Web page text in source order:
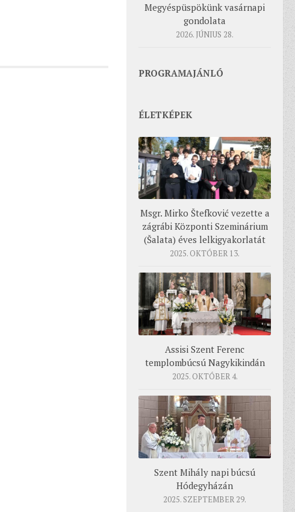
Megyéspüspökünk vasárnapi
gondolata
2026. JÚNIUS 28.
PROGRAMAJÁNLÓ
ÉLETKÉPEK
Msgr. Mirko Štefković vezette a
zágrábi Központi Szeminárium
(Šalata) éves lelkigyakorlatát
2025. OKTÓBER 13.
Assisi Szent Ferenc
templombúcsú Nagykikindán
2025. OKTÓBER 4.
Szent Mihály napi búcsú
Hódegyházán
2025. SZEPTEMBER 29.